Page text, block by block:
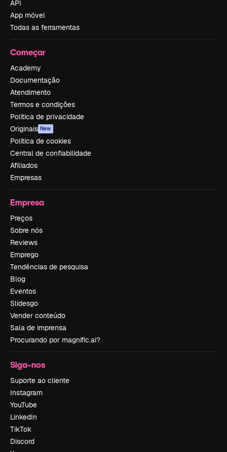
API
App móvel
Todas as ferramentas
Começar
Academy
Documentação
Atendimento
Termos e condições
Política de privacidade
Originais New
Política de cookies
Central de confiabilidade
Afiliados
Empresas
Empresa
Preços
Sobre nós
Reviews
Emprego
Tendências de pesquisa
Blog
Eventos
Slidesgo
Vender conteúdo
Sala de imprensa
Procurando por magnific.ai?
Siga-nos
Suporte ao cliente
Instagram
YouTube
LinkedIn
TikTok
Discord